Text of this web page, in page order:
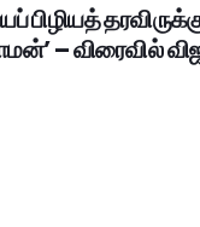
பிழியத்
– விரைவில்